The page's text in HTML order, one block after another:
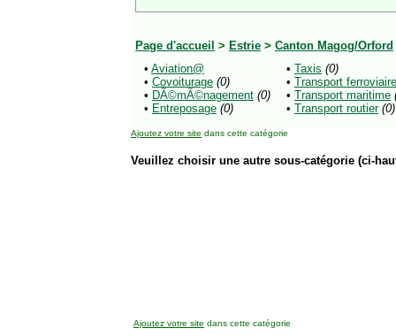
Page d'accueil > Estrie > Canton Magog/Orford
• Aviation@
• Covoiturage (0)
• DÃ©mÃ©nagement (0)
• Entreposage (0)
• Taxis (0)
• Transport ferroviaire
• Transport maritime
• Transport routier (0)
Ajoutez votre site dans cette catégorie
Veuillez choisir une autre sous-catégorie (ci-
Ajoutez votre site dans cette catégorie